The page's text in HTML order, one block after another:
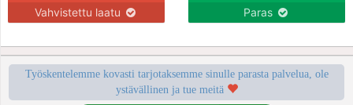
Vahvistettu laatu Paras
Työskentelemme kovasti tarjotaksemme sinulle parasta palvelua, ole
ystävällinen ja tue meitä